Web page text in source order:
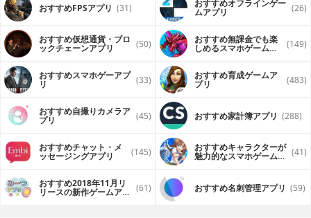
おすすめFPSアプリ (31) おすすめオフラインゲー
ムアプリ (26)
おすすめ仮想通貨・ブロ
ックチェーンアプリ (50) おすすめ無課金でも楽
しめるスマホゲームア (149)
おすすめスマホゲーアプ
リ (33) おすすめ育成ゲームア
プリ (483)
おすすめ自撮りカメラア
プリ (45) おすすめ家計簿アプリ (288)
おすすめチャット・メ
ッセージングアプリ (145) おすすめキャラクターが
魅力的なスマホゲームア (41)
おすすめ2018年11月リ
リースの新作ゲームアプ (61) おすすめ名刺管理アプリ (59)